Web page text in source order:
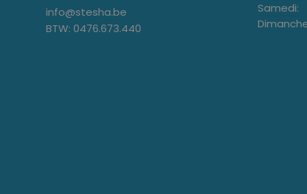
info@stesha.be
BTW: 0476.673.440
Samedi: